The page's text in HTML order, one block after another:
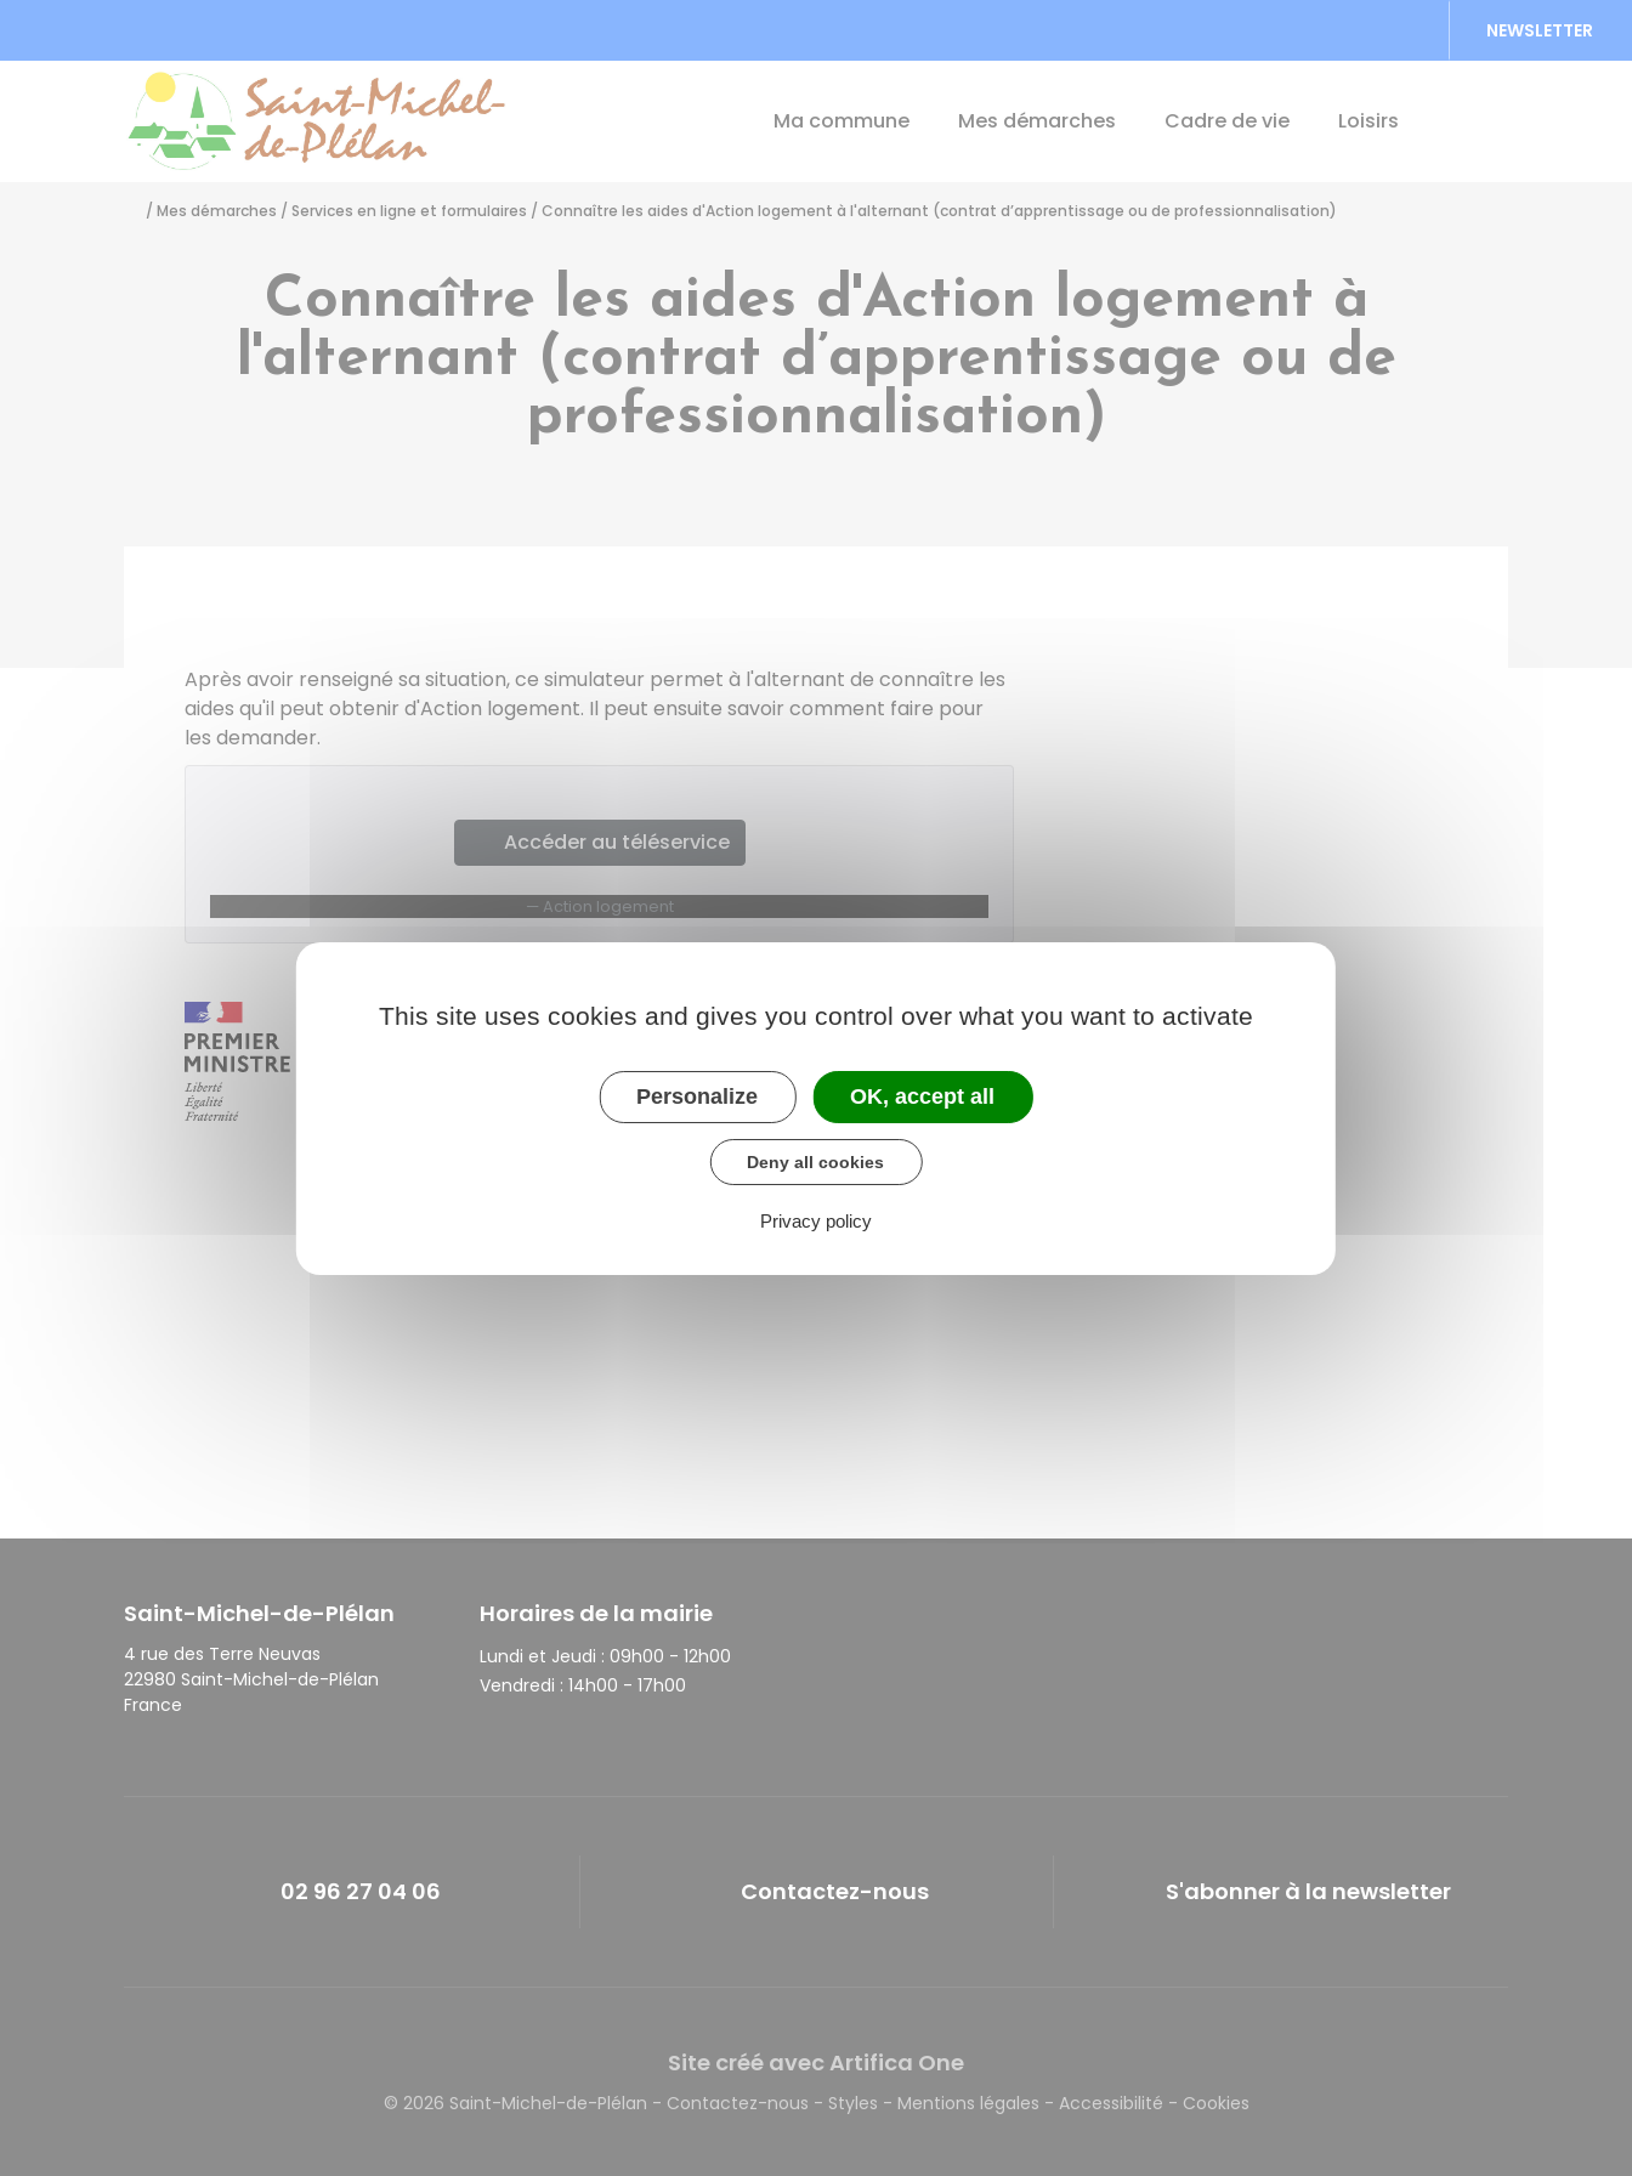
NEWSLETTER
Ma commune Mes démarches Cadre de vie Loisirs
/ Mes démarches / Services en ligne et formulaires / Connaître les aides d'Action logement à l'alternant (contrat d’apprentissage ou de professionnalisation)
Connaître les aides d'Action logement à
l'alternant (contrat d’apprentissage ou de
professionnalisation)
Après avoir renseigné sa situation, ce simulateur permet à l'alternant de connaître les
aides qu'il peut obtenir d'Action logement. Il peut ensuite savoir comment faire pour
les demander.
Accéder au téléservice
Action logement
Saint-Michel-de-Plélan
4 rue des Terre Neuvas
22980 Saint-Michel-de-Plélan
France
Horaires de la mairie
Lundi et Jeudi : 09h00 - 12h00
Vendredi : 14h00 - 17h00
02 96 27 04 06 Contactez-nous S'abonner à la newsletter
Site créé avec Artifica One
© 2026 Saint-Michel-de-Plélan - Contactez-nous - Styles - Mentions légales - Accessibilité - Cookies
This site uses cookies and gives you control over what you want to activate
Personalize OK, accept all
Deny all cookies
Privacy policy